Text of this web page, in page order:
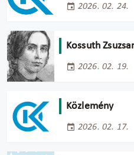
2026. 02. 24.
Kossuth
2026. 02. 19.
Közlemény
2026. 02. 17.